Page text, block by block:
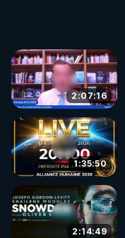
2:07:16
1:35:50
2:14:49